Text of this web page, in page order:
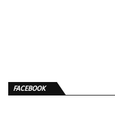
FACEBOOK